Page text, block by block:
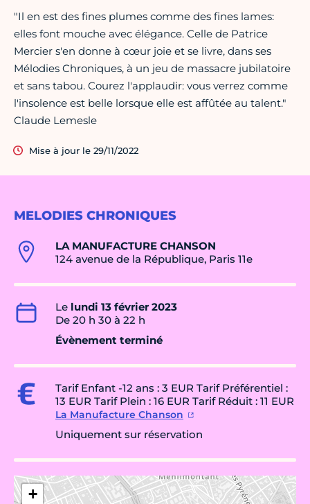
MELODIES CHRONIQUES
LA MANUFACTURE CHANSON
124 avenue de la République, Paris 11e
Le lundi 13 février 2023
De 20 h 30 à 22 h
Évènement terminé
Tarif Enfant -12 ans : 3 EUR Tarif Préférentiel :
13 EUR Tarif Plein : 16 EUR Tarif Réduit : 11 EUR
La Manufacture Chanson
Uniquement sur réservation
+
"Il en est des fines plumes comme des fines lames:
elles font mouche avec élégance. Celle de Patrice
Mercier s'en donne à cœur joie et se livre, dans ses
Mélodies Chroniques, à un jeu de massacre jubilatoire
et sans tabou. Courez l'applaudir: vous verrez comme
l'insolence est belle lorsque elle est affûtée au talent."
Claude Lemesle
Mise à jour le 29/11/2022